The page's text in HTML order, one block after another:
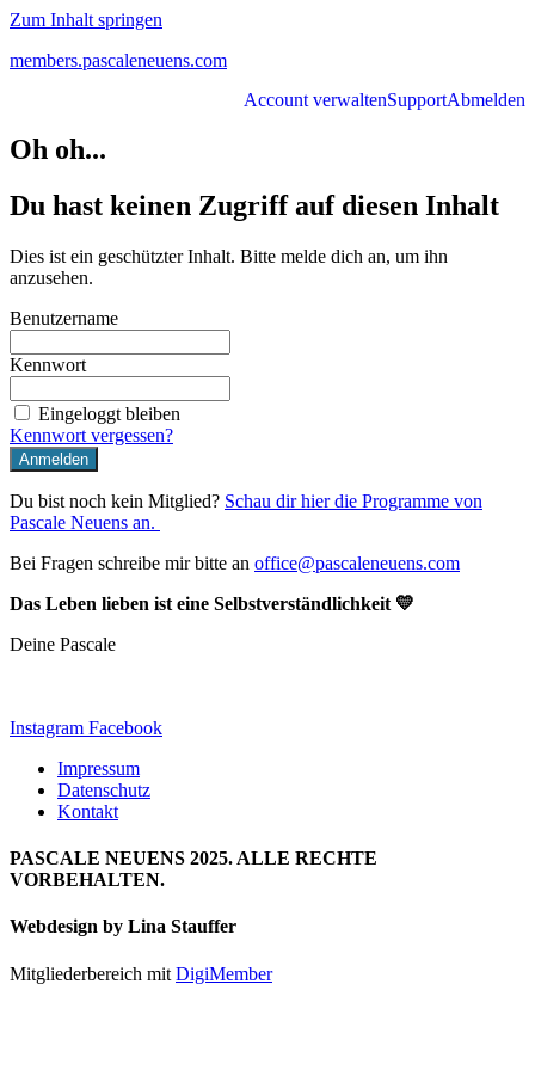
Zum Inhalt springen
members.pascaleneuens.com
Account verwaltenSupportAbmelden
Oh oh...
Du hast keinen Zugriff auf diesen Inhalt
Dies ist ein geschützter Inhalt. Bitte melde dich an, um ihn
anzusehen.
Benutzername
Kennwort
Eingeloggt bleiben
Kennwort vergessen?
Du bist noch kein Mitglied? Schau dir hier die Programme von
Pascale Neuens an.
Bei Fragen schreibe mir bitte an office@pascaleneuens.com
Das Leben lieben ist eine Selbstverständlichkeit 💛
Deine Pascale
Instagram Facebook
Impressum
Datenschutz
Kontakt
PASCALE NEUENS 2025. ALLE RECHTE
VORBEHALTEN.
Webdesign by Lina Stauffer
Mitgliederbereich mit DigiMember